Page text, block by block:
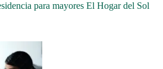
para mayores El Hogar del Sol